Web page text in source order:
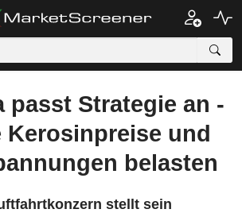
passt Strategie an -
Kerosinpreise und
belasten
stellt sein